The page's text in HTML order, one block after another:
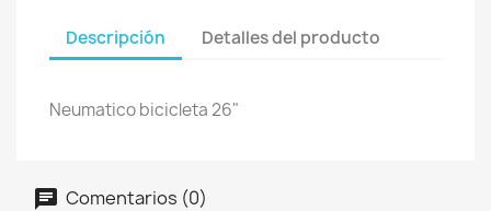
Descripción Detalles del producto
Neumatico bicicleta 26"
Comentarios (0)